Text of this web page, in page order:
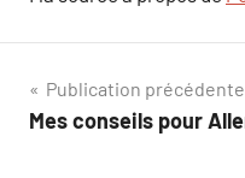
Navigation
de
Publication précédente
Mes conseils pour